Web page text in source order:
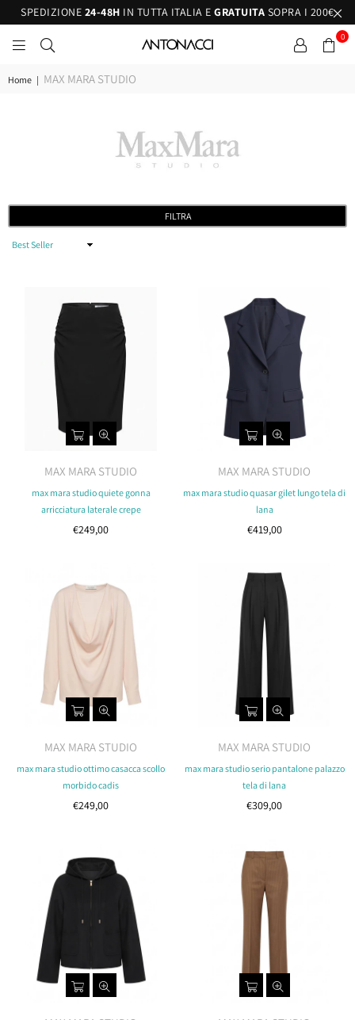
SPEDIZIONE 24-48H IN TUTTA ITALIA EGRATUITA SOPRA I 200€
ANTONACCI
0
Home | MAX MARA STUDIO
FILTRA
Filtra
MAX MARA STUDIO
max mara studio quiete gonna
arricciatura laterale crepe
Costo
€249,00
MAX MARA STUDIO
max mara studio quasar gilet lungo tela di
lana
Costo
€419,00
MAX MARA STUDIO
max mara studio ottimo casacca scollo
morbido cadis
Costo
€249,00
MAX MARA STUDIO
max mara studio serio pantalone palazzo
tela di lana
Costo
€309,00